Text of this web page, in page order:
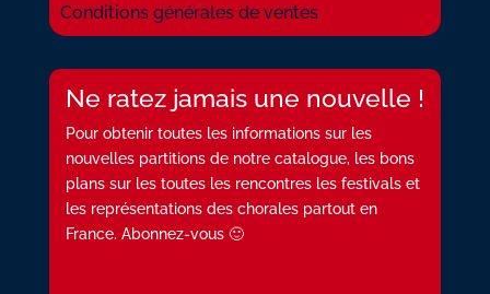
Conditions générales de ventes
Ne ratez jamais une nouvelle !
Pour obtenir toutes les informations sur les
nouvelles partitions de notre catalogue, les bons
plans sur les toutes les rencontres les festivals et
les représentations des chorales partout en
France. Abonnez-vous 🙂